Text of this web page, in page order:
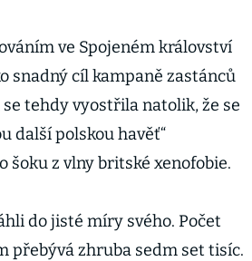
ve Spojeném království
snadný cíl kampaně zastánců
se tehdy vyostřila natolik, že se
další polskou havěť“
šoku z vlny britské xenofobie.
do jisté míry svého. Počet
přebývá zhruba sedm set tisíc.